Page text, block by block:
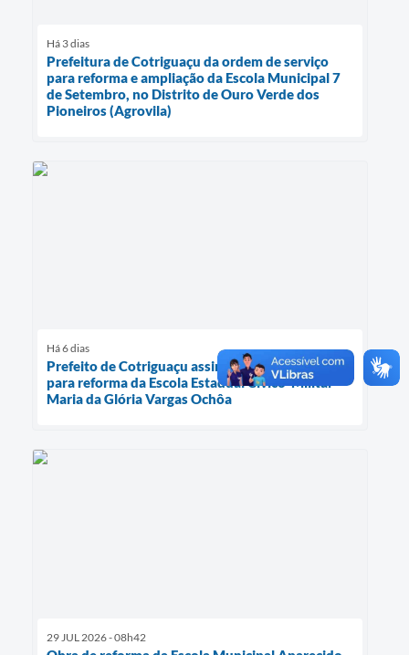
Há 3 dias
Prefeitura de Cotriguaçu da ordem de serviço
para reforma e ampliação da Escola Municipal 7
de Setembro, no Distrito de Ouro Verde dos
Pioneiros (Agrovila)
Há 6 dias
Prefeito de Cotriguaçu assina ordem de serviço
para reforma da Escola Estadual Cívico-Militar
Maria da Glória Vargas Ochôa
29 JUL 2026 - 08h42